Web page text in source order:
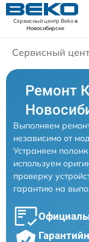
Сервисный центр Bekoв
Новосибирске
Сервисный
Ремонт
Выполняем
независимо от
Устраняем
используем
проверку
гарантию на